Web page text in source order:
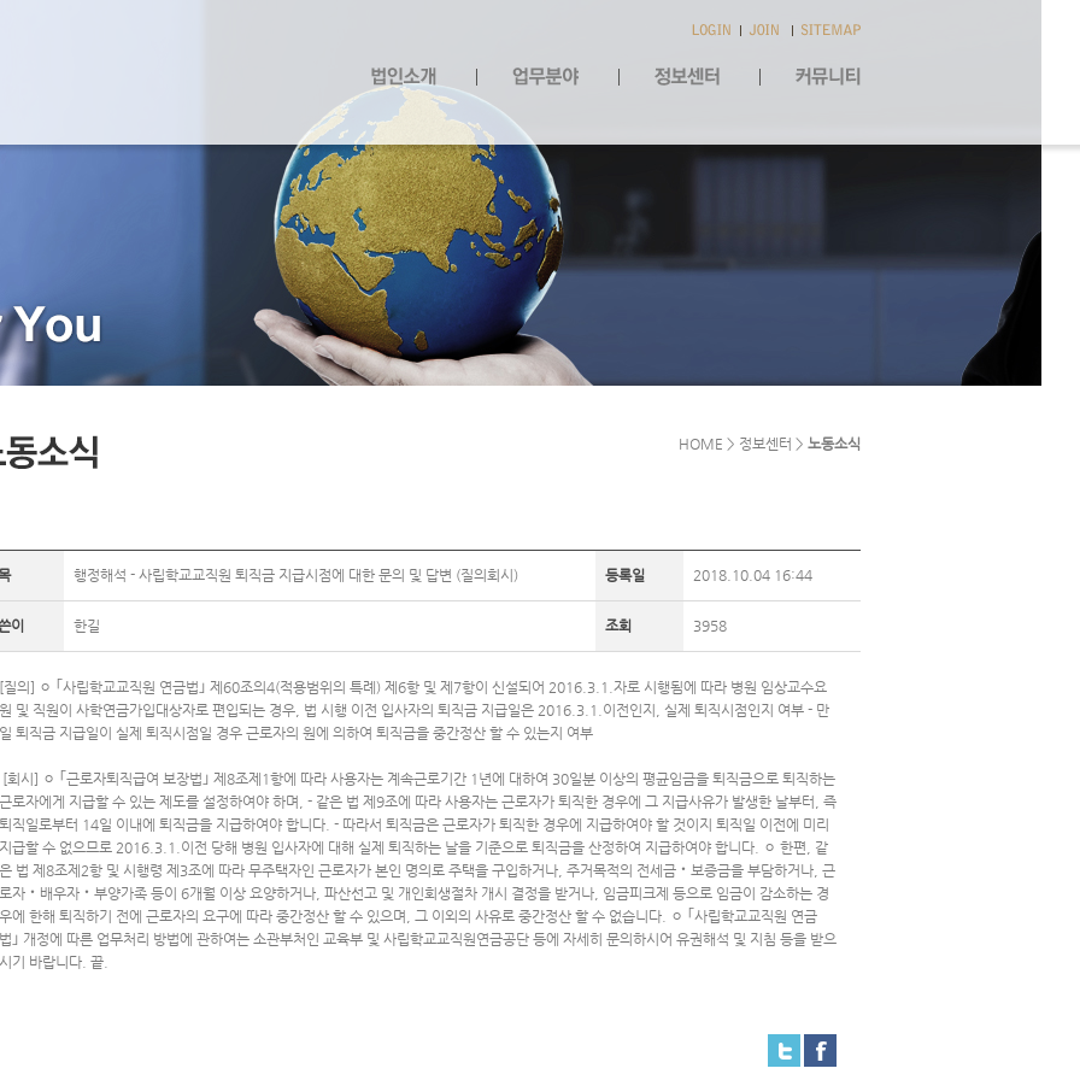
HOME > 정보센터 > 노동소식
행정해석 - 사립학교교직원 퇴직금 지급시점에 대한 문의 및 답변 (질의회시) 등록일 2018.10.04 16:44
이 한길 조회 3958
[질의] ㅇ ｢사립학교교직원 연금법｣ 제60조의4(적용범위의 특례) 제6항 및 제7항이 신설되어 2016.3.1.자로 시행됨에 따라 병원 임상교수요
원 및 직원이 사학연금가입대상자로 편입되는 경우, 법 시행 이전 입사자의 퇴직금 지급일은 2016.3.1.이전인지, 실제 퇴직시점인지 여부 - 만
일 퇴직금 지급일이 실제 퇴직시점일 경우 근로자의 원에 의하여 퇴직금을 중간정산 할 수 있는지 여부
[회시] ㅇ ｢근로자퇴직급여 보장법｣ 제8조제1항에 따라 사용자는 계속근로기간 1년에 대하여 30일분 이상의 평균임금을 퇴직금으로 퇴직하는
근로자에게 지급할 수 있는 제도를 설정하여야 하며, - 같은 법 제9조에 따라 사용자는 근로자가 퇴직한 경우에 그 지급사유가 발생한 날부터, 즉
퇴직일로부터 14일 이내에 퇴직금을 지급하여야 합니다. - 따라서 퇴직금은 근로자가 퇴직한 경우에 지급하여야 할 것이지 퇴직일 이전에 미리
지급할 수 없으므로 2016.3.1.이전 당해 병원 입사자에 대해 실제 퇴직하는 날을 기준으로 퇴직금을 산정하여 지급하여야 합니다. ㅇ 한편, 같
은 법 제8조제2항 및 시행령 제3조에 따라 무주택자인 근로자가 본인 명의로 주택을 구입하거나, 주거목적의 전세금‧보증금을 부담하거나, 근
로자‧배우자‧부양가족 등이 6개월 이상 요양하거나, 파산선고 및 개인회생절차 개시 결정을 받거나, 임금피크제 등으로 임금이 감소하는 경
우에 한해 퇴직하기 전에 근로자의 요구에 따라 중간정산 할 수 있으며, 그 이외의 사유로 중간정산 할 수 없습니다. ㅇ ｢사립학교교직원 연금
법｣ 개정에 따른 업무처리 방법에 관하여는 소관부처인 교육부 및 사립학교교직원연금공단 등에 자세히 문의하시어 유권해석 및 지침 등을 받으
시기 바랍니다. 끝.